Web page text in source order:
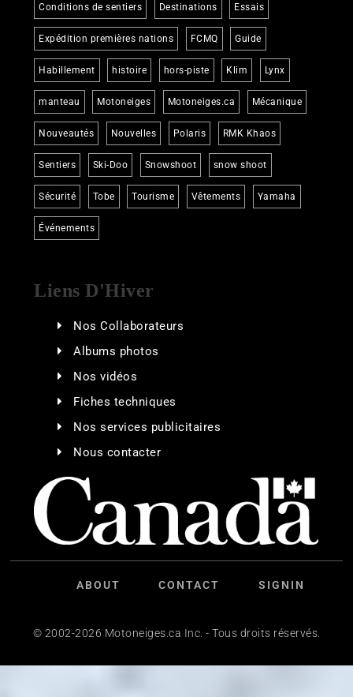
Conditions de sentiers Destinations Essais
Expédition premières nations FCMQ Guide
Habillement histoire hors-piste Klim Lynx
manteau Motoneiges Motoneiges.ca Mécanique
Nouveautés Nouvelles Polaris RMK Khaos
Sentiers Ski-Doo Snowshoot snow shoot
Sécurité Tobe Tourisme Vêtements Yamaha
Événements
Liens D'Hiver
Nos Collaborateurs
Albums photos
Nos vidéos
Fiches techniques
Nos services publicitaires
Nous contacter
ABOUT CONTACT SIGNIN
© 2002-2026 Motoneiges.ca Inc. - Tous droits réservés.